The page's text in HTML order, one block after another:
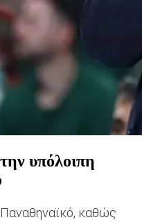
υπόλοιπη
καθώς